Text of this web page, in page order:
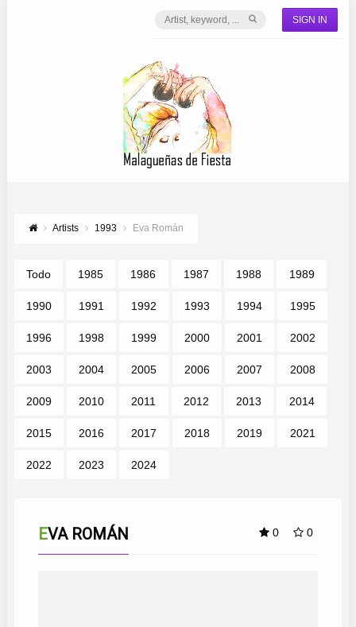
SIGN IN
Artists 1993 Eva Román
Todo 1985 1986 1987 1988 1989
1990 1991 1992 1993 1994 1995
1996 1998 1999 2000 2001 2002
2003 2004 2005 2006 2007 2008
2009 2010 2011 2012 2013 2014
2015 2016 2017 2018 2019 2021
2022 2023 2024
0 0
EVA ROMÁN